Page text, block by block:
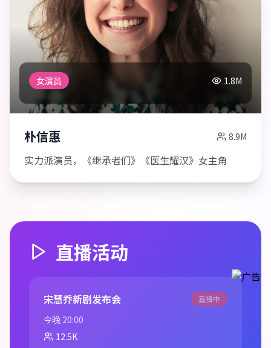
女演员 1.8M
朴信惠 8.9M
实力派演员，《继承者们》《医生耀汉》女主角
直播活动
宋慧乔新剧发布会 直播中
今晚 20:00
12.5K